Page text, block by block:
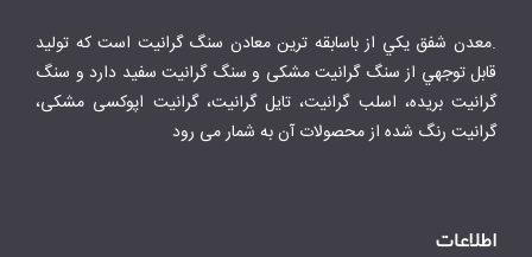
.معدن شفق يكي از باسابقه ترين معادن سنگ گرانيت است كه توليد
قابل توجهي از سنگ گرانیت مشکی و سنگ گرانیت سفید دارد و سنگ
گرانیت بریده، اسلب گرانیت، تایل گرانیت، گرانیت اپوکسی مشکی،
گرانیت رنگ شده از محصولات آن به شمار می رود
اطلاعات